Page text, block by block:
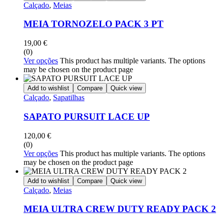
Calçado, Meias
MEIA TORNOZELO PACK 3 PT
19,00 €
(0)
Ver opções This product has multiple variants. The options
may be chosen on the product page
Add to wishlist Compare Quick view
Calçado, Sapatilhas
SAPATO PURSUIT LACE UP
120,00 €
(0)
Ver opções This product has multiple variants. The options
may be chosen on the product page
Add to wishlist Compare Quick view
Calçado, Meias
MEIA ULTRA CREW DUTY READY PACK 2